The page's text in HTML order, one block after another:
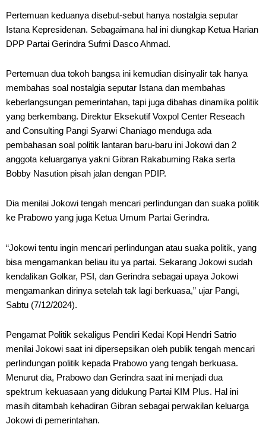
Pertemuan keduanya disebut-sebut hanya nostalgia seputar
Istana Kepresidenan. Sebagaimana hal ini diungkap Ketua Harian
DPP Partai Gerindra Sufmi Dasco Ahmad.
Pertemuan dua tokoh bangsa ini kemudian disinyalir tak hanya
membahas soal nostalgia seputar Istana dan membahas
keberlangsungan pemerintahan, tapi juga dibahas dinamika politik
yang berkembang. Direktur Eksekutif Voxpol Center Reseach
and Consulting Pangi Syarwi Chaniago menduga ada
pembahasan soal politik lantaran baru-baru ini Jokowi dan 2
anggota keluarganya yakni Gibran Rakabuming Raka serta
Bobby Nasution pisah jalan dengan PDIP.
Dia menilai Jokowi tengah mencari perlindungan dan suaka politik
ke Prabowo yang juga Ketua Umum Partai Gerindra.
“Jokowi tentu ingin mencari perlindungan atau suaka politik, yang
bisa mengamankan beliau itu ya partai. Sekarang Jokowi sudah
kendalikan Golkar, PSI, dan Gerindra sebagai upaya Jokowi
mengamankan dirinya setelah tak lagi berkuasa,” ujar Pangi,
Sabtu (7/12/2024).
Pengamat Politik sekaligus Pendiri Kedai Kopi Hendri Satrio
menilai Jokowi saat ini dipersepsikan oleh publik tengah mencari
perlindungan politik kepada Prabowo yang tengah berkuasa.
Menurut dia, Prabowo dan Gerindra saat ini menjadi dua
spektrum kekuasaan yang didukung Partai KIM Plus. Hal ini
masih ditambah kehadiran Gibran sebagai perwakilan keluarga
Jokowi di pemerintahan.